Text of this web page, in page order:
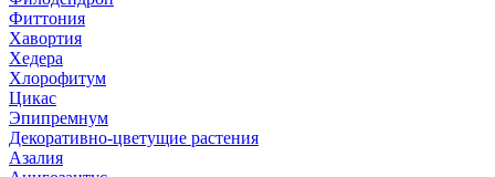
Фиттония
Хавортия
Хедера
Хлорофитум
Цикас
Эпипремнум
Декоративно-цветущие растения
Азалия